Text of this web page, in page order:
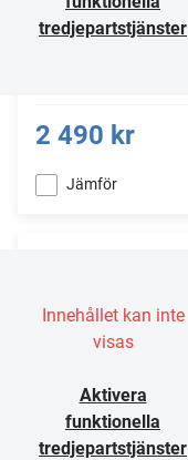
tredjepartstjänster
2 490 kr
Jämför
Innehållet kan inte
visas
Aktivera
funktionella
tredjepartstjänster